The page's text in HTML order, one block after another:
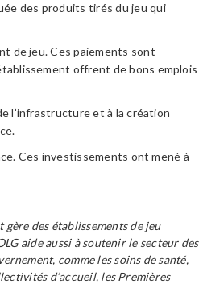
des produits tirés du jeu qui
de jeu. Ces paiements sont
offrent de bons emplois
l’infrastructure et à la création
Ces investissements ont mené à
des établissements de jeu
aide aussi à soutenir le secteur des
comme les soins de santé,
d’accueil, les Premières